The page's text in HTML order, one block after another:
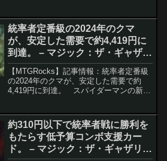
発売された初音ミクをテーマにした
Sec...
統率者定番級の2024年のクマ
が、安定した需要で約4,419円に
到達。 – マジック：ザ・ギャザリ
ング
【MTGRocks】記事情報：統率者定番級
の2024年のクマが、安定した需要で約
4,419円に到達。 スパイダーマンの新セ
端』や過去セットの人気カードです。特
に土地...
約310円以下で統率者戦に勝利を
もたらす低予算コンボ支援カー
ド。 – マジック：ザ・ギャザリン